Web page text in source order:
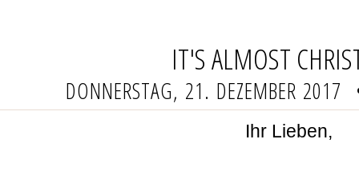
IT'S ALMOST
DONNERSTAG, 21. DEZEMBER 2017
Ihr Lieben,